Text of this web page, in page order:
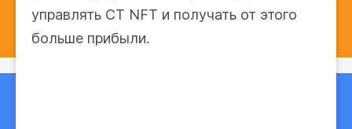
управлять CT NFT и получать от этого
больше прибыли.